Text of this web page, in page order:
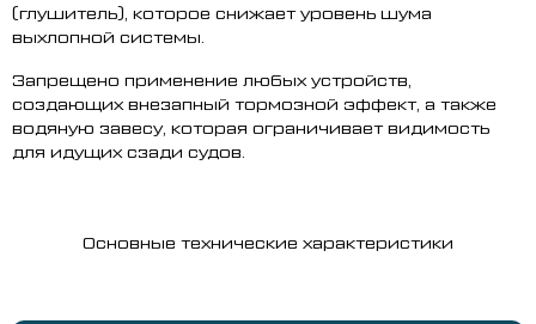
(глушитель), которое снижает уровень шума
выхлопной системы.
Запрещено применение любых устройств,
создающих внезапный тормозной эффект, а также
водяную завесу, которая ограничивает видимость
для идущих сзади судов.
Основные технические характеристики